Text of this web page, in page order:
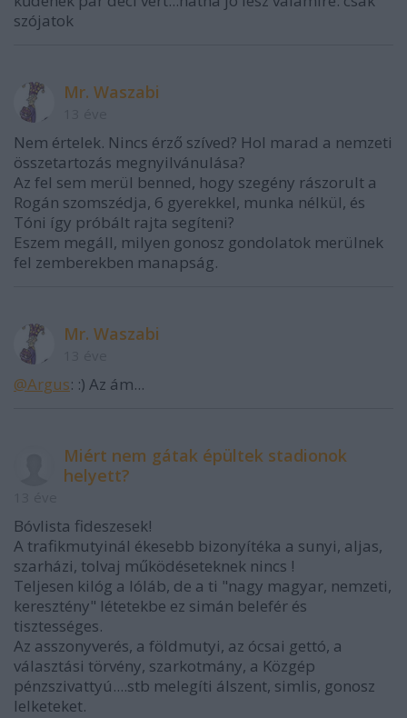
szójatok
Mr. Waszabi
Nem értelek. Nincs érző szíved? Hol marad a nemzeti
összetartozás megnyilvánulása?
Az fel sem merül benned, hogy szegény rászorult a
Rogán szomszédja, 6 gyerekkel, munka nélkül, és
Tóni így próbált rajta segíteni?
Eszem megáll, milyen gonosz gondolatok merülnek
fel zemberekben manapság.
Mr. Waszabi
@Argus: :) Az ám...
Miért nem gátak épültek stadionok
helyett?
Bóvlista fideszesek!
A trafikmutyinál ékesebb bizonyítéka a sunyi, aljas,
szarházi, tolvaj működéseteknek nincs !
Teljesen kilóg a lóláb, de a ti "nagy magyar, nemzeti,
keresztény" létetekbe ez simán belefér és
tisztességes.
Az asszonyverés, a földmutyi, az ócsai gettó, a
választási törvény, szarkotmány, a Közgép
pénzszivattyú....stb melegíti álszent, simlis, gonosz
lelketeket.